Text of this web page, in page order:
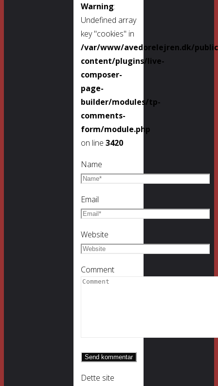
Warning:
Undefined array
key "cookies" in
/var/www/avedorelejren.dk/
content/plugins/live-
composer-
page-
builder/modules/tp-
comments-
form/module.php
on line 3420
Name
Email
Website
Comment
Dette site